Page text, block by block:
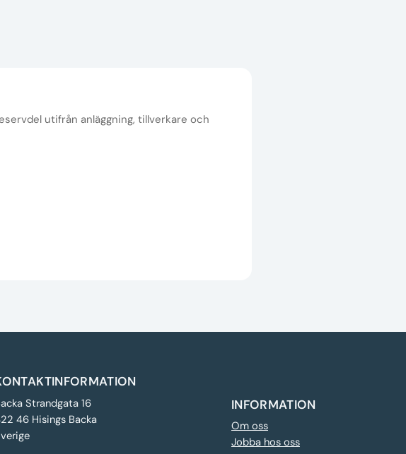
utifrån anläggning, tillverkare och
Strandgata 16
46 Hisings Backa
INFORMATION
Om oss
Jobba hos oss